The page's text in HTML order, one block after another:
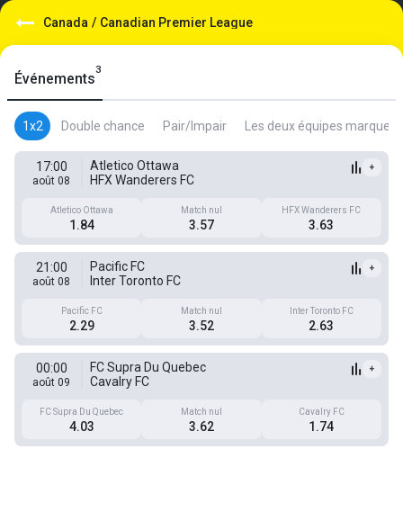
Canada / Canadian Premier League
Événements
3
1x2 Double chance Pair/Impair Les deux équipes marquent
17:00
août 08
Atletico Ottawa
HFX Wanderers FC
+
Atletico Ottawa
1.84
Match nul
3.57
HFX Wanderers FC
3.63
21:00
août 08
Pacific FC
Inter Toronto FC
+
Pacific FC
2.29
Match nul
3.52
Inter Toronto FC
2.63
00:00
août 09
FC Supra Du Quebec
Cavalry FC
+
FC Supra Du Quebec
4.03
Match nul
3.62
Cavalry FC
1.74